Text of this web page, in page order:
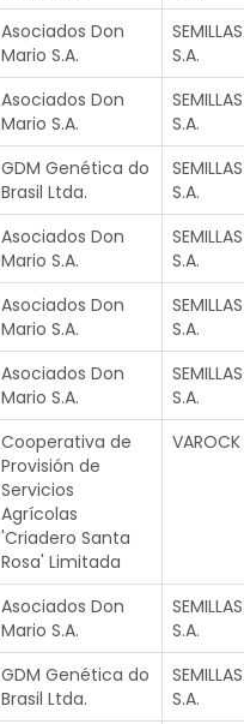
Asociados Don
Mario S.A.
S.A.
Asociados Don
Mario S.A.
S.A.
GDM Genética do
Brasil Ltda.
S.A.
Asociados Don
Mario S.A.
S.A.
Asociados Don
Mario S.A.
S.A.
Asociados Don
Mario S.A.
S.A.
Cooperativa de
Provisión de
Servicios
Agrícolas
'Criadero Santa
Rosa' Limitada
VAROCK
Asociados Don
Mario S.A.
S.A.
GDM Genética do
Brasil Ltda.
S.A.